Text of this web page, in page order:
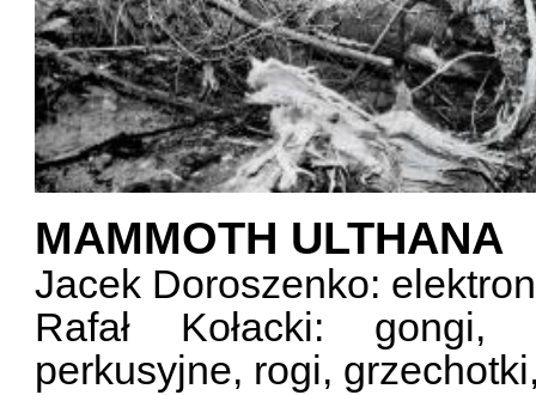
MAMMOTH ULTHANA
Jacek Doroszenko:
Rafał Kołacki: gongi,
perkusyjne, rogi,